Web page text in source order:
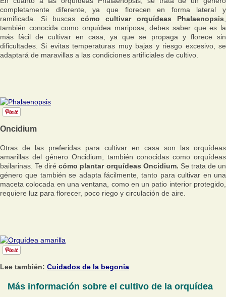
completamente diferente, ya que florecen en forma lateral y
ramificada. Si buscas cómo cultivar orquídeas Phalaenopsis
también conocida como orquídea mariposa, debes saber que es la
más fácil de cultivar en casa, ya que se propaga y florece sin
dificultades. Si evitas temperaturas muy bajas y riesgo excesivo, se
adaptará de maravillas a las condiciones artificiales de cultivo.
Oncidium
Otras de las preferidas para cultivar en casa son las orquídeas
amarillas del género Oncidium, también conocidas como orquídeas
bailarinas. Te dirécómo plantar orquídeas Oncidium. Se trata de un
género que también se adapta fácilmente, tanto para cultivar en una
maceta colocada en una ventana, como en un patio interior protegido,
requiere luz para florecer, poco riego y circulación de aire.
Lee también: Cuidados de la begonia
Más información sobre el cultivo de la orquídea